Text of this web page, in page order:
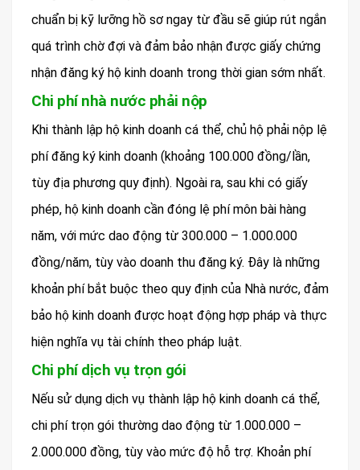
chuẩn bị kỹ lưỡng hồ sơ ngay từ đầu sẽ giúp rút ngắn
quá trình chờ đợi và đảm bảo nhận được giấy chứng
nhận đăng ký hộ kinh doanh trong thời gian sớm nhất.
Chi phí nhà nước phải nộp
Khi thành lập hộ kinh doanh cá thể, chủ hộ phải nộp lệ
phí đăng ký kinh doanh (khoảng 100.000 đồng/lần,
tùy địa phương quy định). Ngoài ra, sau khi có giấy
phép, hộ kinh doanh cần đóng lệ phí môn bài hàng
năm, với mức dao động từ 300.000 – 1.000.000
đồng/năm, tùy vào doanh thu đăng ký. Đây là những
khoản phí bắt buộc theo quy định của Nhà nước, đảm
bảo hộ kinh doanh được hoạt động hợp pháp và thực
hiện nghĩa vụ tài chính theo pháp luật.
Chi phí dịch vụ trọn gói
Nếu sử dụng dịch vụ thành lập hộ kinh doanh cá thể,
chi phí trọn gói thường dao động từ 1.000.000 –
2.000.000 đồng, tùy vào mức độ hỗ trợ. Khoản phí